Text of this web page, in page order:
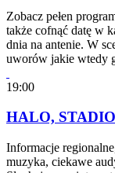
Zobacz pełen
także cofnąć datę w
dnia na antenie. W
uworów jakie wtedy
19:00
HALO,
Informacje
muzyka, ciekawe